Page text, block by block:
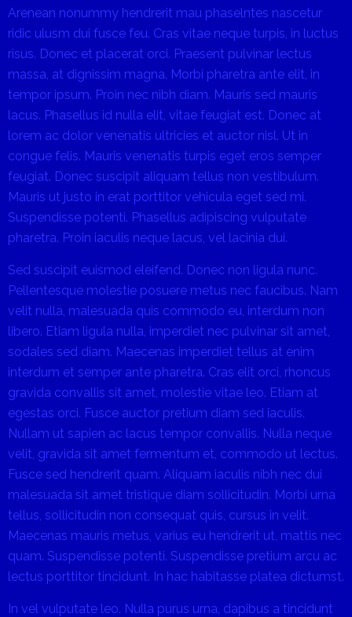
Arenean nonummy hendrerit mau phaselntes nascetur
ridic ulusm dui fusce feu. Cras vitae neque turpis, in luctus
risus. Donec et placerat orci. Praesent pulvinar lectus
massa, at dignissim magna. Morbi pharetra ante elit, in
tempor ipsum. Proin nec nibh diam. Mauris sed mauris
lacus. Phasellus id nulla elit, vitae feugiat est. Donec at
lorem ac dolor venenatis ultricies et auctor nisl. Ut in
congue felis. Mauris venenatis turpis eget eros semper
feugiat. Donec suscipit aliquam tellus non vestibulum.
Mauris ut justo in erat porttitor vehicula eget sed mi.
Suspendisse potenti. Phasellus adipiscing vulputate
pharetra. Proin iaculis neque lacus, vel lacinia dui.
Sed suscipit euismod eleifend. Donec non ligula nunc.
Pellentesque molestie posuere metus nec faucibus. Nam
velit nulla, malesuada quis commodo eu, interdum non
libero. Etiam ligula nulla, imperdiet nec pulvinar sit amet,
sodales sed diam. Maecenas imperdiet tellus at enim
interdum et semper ante pharetra. Cras elit orci, rhoncus
gravida convallis sit amet, molestie vitae leo. Etiam at
egestas orci. Fusce auctor pretium diam sed iaculis.
Nullam ut sapien ac lacus tempor convallis. Nulla neque
velit, gravida sit amet fermentum et, commodo ut lectus.
Fusce sed hendrerit quam. Aliquam iaculis nibh nec dui
malesuada sit amet tristique diam sollicitudin. Morbi urna
tellus, sollicitudin non consequat quis, cursus in velit.
Maecenas mauris metus, varius eu hendrerit ut, mattis nec
quam. Suspendisse potenti. Suspendisse pretium arcu ac
lectus porttitor tincidunt. In hac habitasse platea dictumst.
In vel vulputate leo. Nulla purus urna, dapibus a tincidunt